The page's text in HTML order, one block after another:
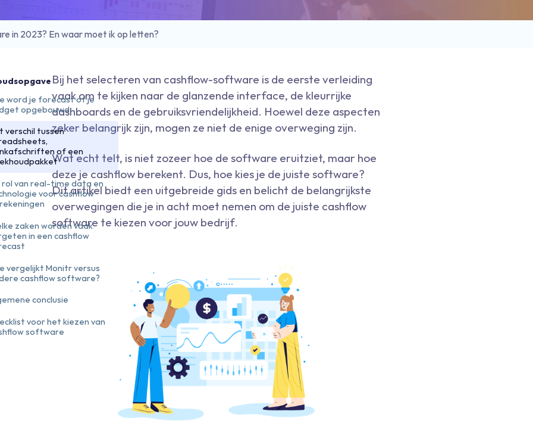
in 2023? En waar moet ik op letten?
word je forecast of je
opgebouwd
verschil tussen
of een
rol van real-time data en
voor cashflow
zaken worden vaak
in een cashflow
vergelijkt Monitr versus
cashflow software?
conclusie
voor het kiezen van
software
Bij het selecteren van cashflow-software is de eerste verleiding
vaak om te kijken naar de glanzende interface, de kleurrijke
dashboards en de gebruiksvriendelijkheid. Hoewel deze aspecten
zeker belangrijk zijn, mogen ze niet de enige overweging zijn.
Wat echt telt, is niet zozeer hoe de software eruitziet, maar hoe
deze je cashflow berekent. Dus, hoe kies je de juiste software?
Dit artikel biedt een uitgebreide gids en belicht de belangrijkste
overwegingen die je in acht moet nemen om de juiste cashflow
software te kiezen voor jouw bedrijf.